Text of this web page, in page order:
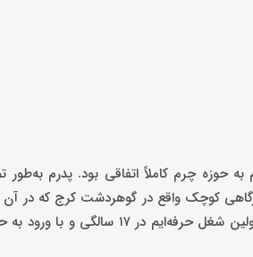
البته ورودم به حوزه چرم کاملاً اتفاقی بود. پدرم
کوچک واقع در گوهردشت کرج که در
دوخت کاپشن چرم اقدام می‌شد. البته پیش از آن نیز تجربه کار در سایر صنایع را داشتم، اما در واقع